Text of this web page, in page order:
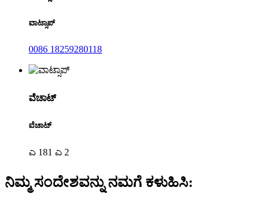
ವಾಟ್ಸಾಪ್
0086 18259280118
ವೆಚಾಟ್
ವೆಚಾಟ್
ಎ 181 ಎ 2
ನಿಮ್ಮ ಸಂದೇಶವನ್ನು ನಮಗೆ ಕಳುಹಿಸಿ: